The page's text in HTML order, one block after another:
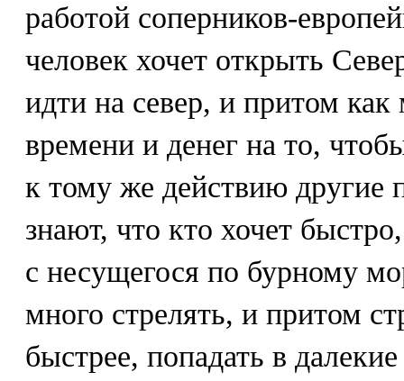
работой соперников-
человек хочет открыть
идти на север, и притом как
времени и денег на то,
к тому же действию другие
знают, что кто хочет
с несущегося по бурному
много стрелять, и притом
быстрее, попадать в